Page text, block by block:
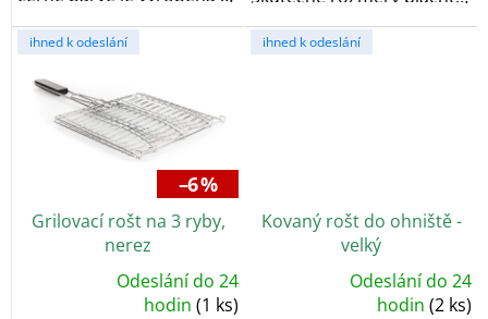
se...
ihned k odeslání
–6 %
Grilovací rošt na 3 ryby,
nerez
Odeslání do 24
hodin(1 ks)
ihned k odeslání
Kovaný rošt do ohniště -
velký
Odeslání do 24
hodin(2 ks)